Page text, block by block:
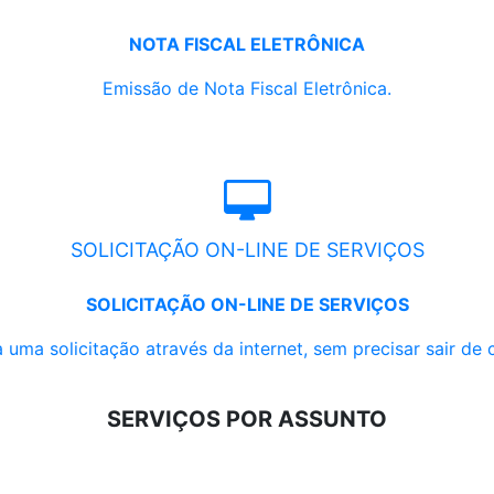
NOTA FISCAL ELETRÔNICA
Emissão de Nota Fiscal Eletrônica.
SOLICITAÇÃO ON-LINE DE SERVIÇOS
SOLICITAÇÃO ON-LINE DE SERVIÇOS
uma solicitação através da internet, sem precisar sair de
SERVIÇOS POR ASSUNTO